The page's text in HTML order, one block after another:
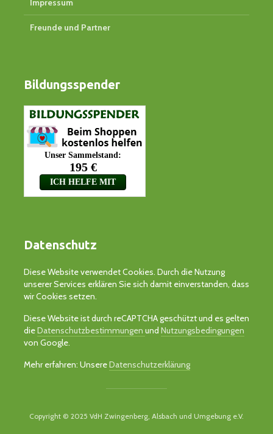
Impressum
Freunde und Partner
Bildungsspender
Datenschutz
Diese Website verwendet Cookies. Durch die Nutzung
unserer Services erklären Sie sich damit einverstanden, dass
wir Cookies setzen.
Diese Website ist durch reCAPTCHA geschützt und es gelten
dieDatenschutzbestimmungen und Nutzungsbedingungen
von Google.
Mehr erfahren: UnsereDatenschutzerklärung
Copyright © 2025 VdH Zwingenberg, Alsbach und Umgebung e.V.